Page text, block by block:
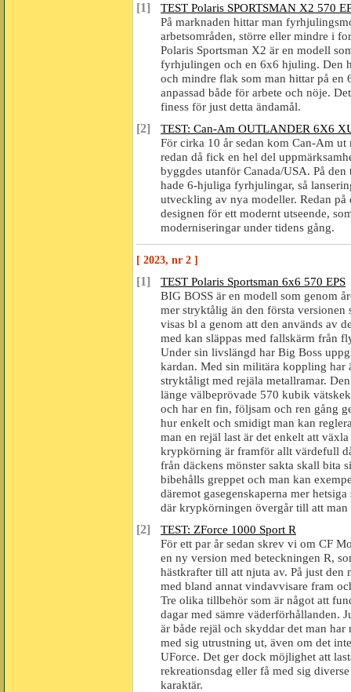
[1]
TEST Polaris SPORTSMAN X2 570
På marknaden hittar man
arbetsområden, större eller mindre i
Polaris Sportsman X2 är en modell
fyrhjulingen och en 6x6 hjuling. Den
och mindre flak som man hittar på en
anpassad både för arbete och nöje.
finess för just detta ändamål.
[2]
TEST: Can-Am OUTLANDER 6X6
För cirka 10 år sedan kom Can-Am
redan då fick en hel del
byggdes utanför Canada/USA. På
hade 6-hjuliga fyrhjulingar, så
utveckling av nya modeller. Redan på
designen för ett modernt utseende,
moderniseringar under tidens gång.
[ 2023, nr 2 ]
[1]
TEST Polaris Sportsman 6x6 570 EPS
BIG BOSS är en modell som genom
mer stryktålig än den första
visas bl a genom att den används av
med kan släppas med fallskärm från
Under sin livslängd har Big Boss
kardan. Med sin militära koppling har
stryktåligt med rejäla metallramar.
länge välbeprövade 570 kubik
och har en fin, följsam och ren gång
hur enkelt och smidigt man kan
man en rejäl last är det enkelt att
krypkörning är framför allt värdefull
från däckens mönster sakta skall bita
bibehålls greppet och man kan
däremot gasegenskaperna mer
där krypkörningen övergår till att man
[2]
TEST: ZForce 1000 Sport R
För ett par år sedan skrev vi om CF
en ny version med beteckningen R,
hästkrafter till att njuta av. På just den
med bland annat vindavvisare fram
Tre olika tillbehör som är något att
dagar med sämre väderförhållanden.
är både rejäl och skyddar det man
med sig utrustning ut, även om det
UForce. Det ger dock möjlighet att
rekreationsdag eller få med sig
karaktär.